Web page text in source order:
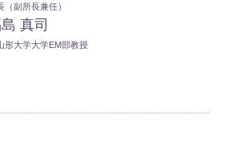
（副所長兼任）
真司
形大学大学EM部教授